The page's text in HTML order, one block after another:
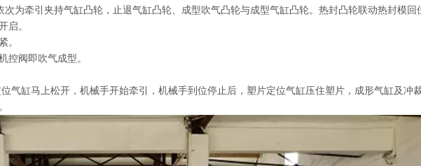
为牵引夹持气缸凸轮，止退气缸凸轮、成型吹气凸轮与成型气缸凸轮。热封凸轮联动热封模回
启。
。
控阀即吹气成型。
气缸马上松开，机械手开始牵引，机械手到位停止后，塑片定位气缸压住塑片，成形气缸及